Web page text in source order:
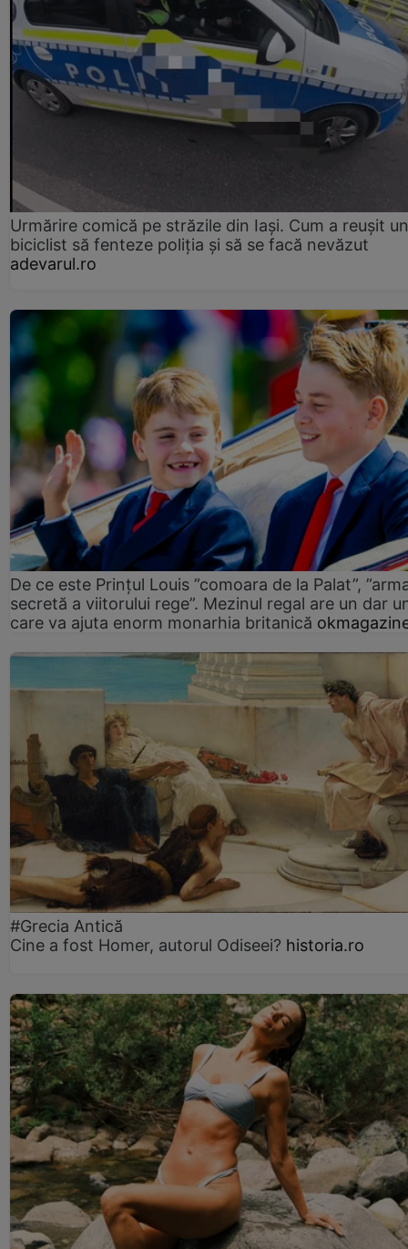
Urmărire comică pe străzile din Iași. Cum a reușit un
biciclist să fenteze poliția și să se facă nevăzut
adevarul.ro
De ce este Prințul Louis ”comoara de la Palat”,
secretă a viitorului rege”. Mezinul regal are un dar
care va ajuta enorm monarhia britanică
#Grecia Antică
Cine a fost Homer, autorul Odiseei? historia.ro